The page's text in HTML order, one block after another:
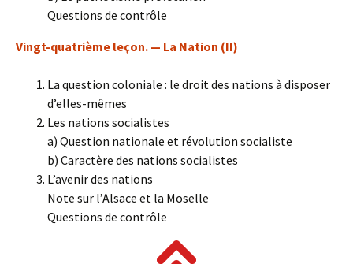
Questions de contrôle
Vingt-quatrième leçon. — La Nation (II)
La question coloniale : le droit des nations à disposer
d’elles-mêmes
Les nations socialistes
a) Question nationale et révolution socialiste
b) Caractère des nations socialistes
L’avenir des nations
Note sur l’Alsace et la Moselle
Questions de contrôle